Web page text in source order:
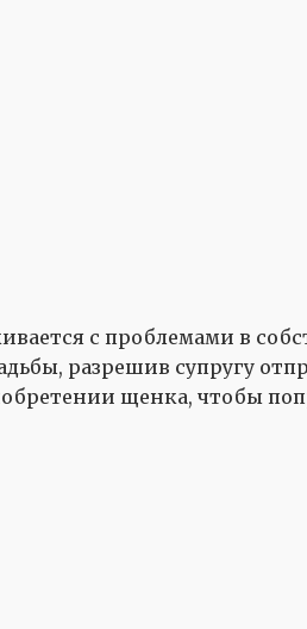
с проблемами в
разрешив супругу
щенка, чтобы